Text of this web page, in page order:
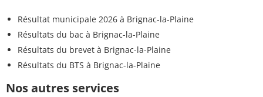
Résultat municipale 2026 à Brignac-la-Plaine
Résultats du bac à Brignac-la-Plaine
Résultats du brevet à Brignac-la-Plaine
Résultats du BTS à Brignac-la-Plaine
Nos autres services